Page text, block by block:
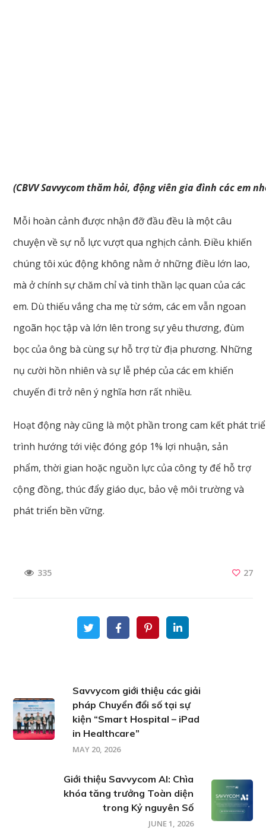
(CBVV Savvycom thăm hỏi, động viên gia đình các em
Mỗi hoàn cảnh được nhận đỡ đầu đều là một câu
chuyện về sự nỗ lực vượt qua nghịch cảnh. Điều khiến
chúng tôi xúc động không nằm ở những điều lớn lao,
mà ở chính sự chăm chỉ và tinh thần lạc quan của các
em. Dù thiếu vắng cha mẹ từ sớm, các em vẫn ngoan
ngoãn học tập và lớn lên trong sự yêu thương, đùm
bọc của ông bà cùng sự hỗ trợ từ địa phương. Những
nụ cười hồn nhiên và sự lễ phép của các em khiến
chuyến đi trở nên ý nghĩa hơn rất nhiều.
Hoạt động này cũng là một phần trong cam kết phát
trình hướng tới việc đóng góp 1% lợi nhuận, sản
phẩm, thời gian hoặc nguồn lực của công ty để hỗ trợ
cộng đồng, thúc đẩy giáo dục, bảo vệ môi trường và
phát triển bền vững.
335 27
Savvycom giới thiệu các giải
pháp Chuyển đổi số tại sự
kiện “Smart Hospital – iPad
in Healthcare”
MAY 20, 2026
Giới thiệu Savvycom AI: Chìa
khóa tăng trưởng Toàn diện
trong Kỷ nguyên Số
JUNE 1, 2026